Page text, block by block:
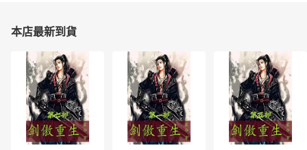
本店最新到貨